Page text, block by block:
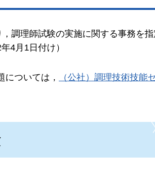
調理師試験の実施に関する事務を
4月1日付け）
については， （公社）調理技術技能